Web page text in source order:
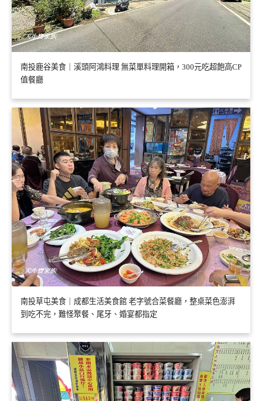
南投鹿谷美食｜溪頭阿鴻料理 無菜單料理開箱，300元吃超飽高CP
值餐廳
南投草屯美食｜成都生活美食館 老字號合菜餐廳，整桌菜色澎湃
到吃不完，難怪聚餐、尾牙、婚宴都指定